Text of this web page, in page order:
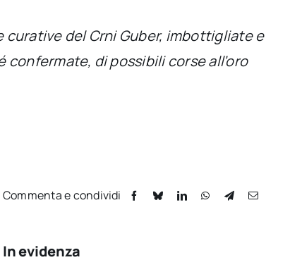
curative del Crni Guber, imbottigliate e
di possibili corse all’oro
Commenta e condividi
In evidenza